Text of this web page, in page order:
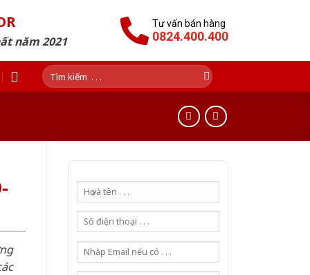
năm 2021
Tư vấn bán hàng
0824.400.400
Tìm
kiếm: